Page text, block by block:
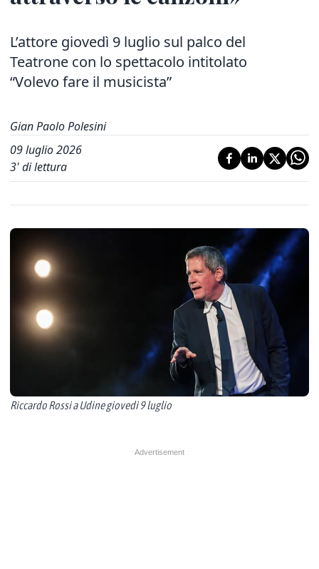
L’attore giovedì 9 luglio sul palco del
Teatrone con lo spettacolo intitolato
“Volevo fare il musicista”
Gian Paolo Polesini
09 luglio 2026
3' di lettura
Riccardo Rossi a Udine giovedì 9 luglio